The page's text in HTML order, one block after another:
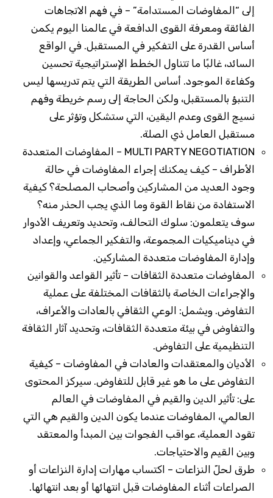
إلى “المفاوضات المستدامة” – في فهم الاتجاهات
الفائقة ومعرفة القوى الدافعة في عالمنا اليوم يكمن
أساس القدرة على التفكير في المستقبل. في الواقع
السائد، غالبًا ما تتناول الخطط الإستراتيجية تحسين
وكفاءة الموجود. أساس الطريقة التي يتم تدريسها ليس
التنبؤ بالمستقبل، ولكن الحاجة إلى رسم خريطة وفهم
نسيج القوى وعدم اليقين، التي ستشكل وتؤثر على
مستقبل العامل ذي الصلة.
MULTI PARTY NEGOTIATION – المفاوضات المتعددة
الأطراف – كيف يمكنك إجراء المفاوضات في حالة
وجود العديد من المشاركين وأصحاب المصلحة؟ كيفية
الاستفادة من نقاط القوة وما الذي يجب الحذر منه؟
سوف يتعلمون: سلوك التحالف، وتحديد وتعريف الأدوار
في ديناميكيات المجموعة، والتفكير الجماعي، وإعداد
وإدارة المفاوضات متعددة المشاركين.
المفاوضات متعددة الثقافات – تأثير القواعد والقوانين
والإجراءات الخاصة بالثقافات المختلفة على عملية
التفاوض. ويشمل: الوعي الثقافي بالعادات والأعراف،
والتفاوض في بيئة متعددة الثقافات، وتحديد آثار الثقافة
التنظيمية على التفاوض.
الأديان والمعتقدات والعادات في المفاوضات – كيفية
التفاوض على ما هو غير قابل للتفاوض. سيركز المحتوى
على: تأثير الدين والقيم في المفاوضات في العالم
العالمي، المفاوضات عندما يكون الدين والقيم هي التي
تقود العملية، عواقب الفجوات بين المبدأ والمعتقد
وبين القيم والاحتياجات.
طرق لحلّ النزاعات – اكتساب مهارات إدارة النزاعات أو
الصراعات أثناء المفاوضات قبل انتهائها أو بعد انتهائها.